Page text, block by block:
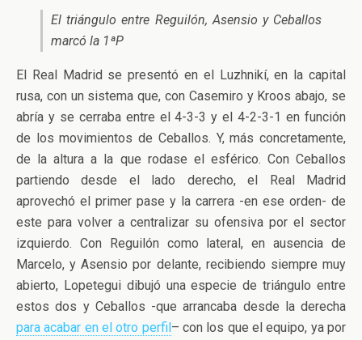
El triángulo entre Reguilón, Asensio y Ceballos
marcó la 1ªP
El Real Madrid se presentó en el Luzhnikí, en la capital
rusa, con un sistema que, con Casemiro y Kroos abajo, se
abría y se cerraba entre el 4-3-3 y el 4-2-3-1 en función
de los movimientos de Ceballos. Y, más concretamente,
de la altura a la que rodase el esférico. Con Ceballos
partiendo desde el lado derecho, el Real Madrid
aprovechó el primer pase y la carrera -en ese orden- de
este para volver a centralizar su ofensiva por el sector
izquierdo. Con Reguilón como lateral, en ausencia de
Marcelo, y Asensio por delante, recibiendo siempre muy
abierto, Lopetegui dibujó una especie de triángulo entre
estos dos y Ceballos -que arrancaba desde la derecha
para acabar en el otro perfil– con los que el equipo, ya por